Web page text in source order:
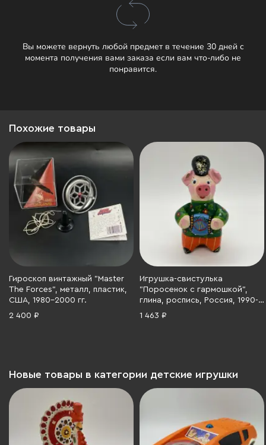
Вы можете вернуть любой предмет в течение 30 дней с
момента получения вами заказа если вам что-либо не
понравится.
Похожие товары
Гироскоп винтажный "Master
The Forces", металл, пластик,
США, 1980-2000 гг.
2 400 ₽
Игрушка-свистулька
"Поросенок с гармошкой",
глина, роспись, Россия, 1990-
2010 гг.
1 463 ₽
Новые товары в категории детские игрушки